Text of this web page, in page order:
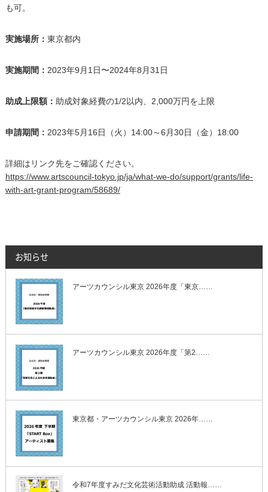
も可。
実施場所： 東京都内
実施期間： 2023年9月1日〜2024年8月31日
助成上限額： 助成対象経費の1/2以内、2,000万円を上限
申請期間： 2023年5月16日（火）14:00～6月30日（金）18:00
詳細はリンク先をご確認ください。
https://www.artscouncil-tokyo.jp/ja/what-we-do/support/grants/life-
with-art-grant-program/58689/
お知らせ
アーツカウンシル東京 2026年度「東京……
アーツカウンシル東京 2026年度「第2……
東京都・アーツカウンシル東京 2026年……
令和7年度すみだ文化芸術活動助成 活動報……